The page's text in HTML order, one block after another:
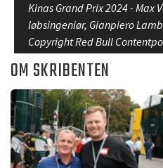
Kinas Grand Prix 2024 - Max
løbsingeniør, Gianpiero
Copyright Red Bull
OM SKRIBENTEN